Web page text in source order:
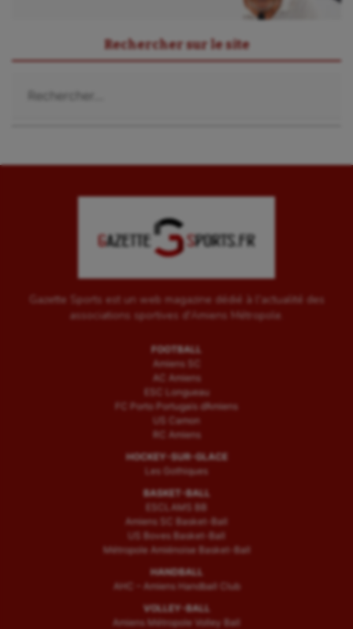
UNSS
Voile
Wakeboard
Rechercher sur le site
Gazette Sports est un web magazine dédié à l'actualité des
associations sportives d'Amiens Métropole.
FOOTBALL
Amiens SC
AC Amiens
ESC Longueau
FC Porto Portugais d’Amiens
US Camon
RC Amiens
HOCKEY-SUR-GLACE
Les Gothiques
BASKET-BALL
ESCLAMS BB
Amiens SC Basket-Ball
US Boves Basket-Ball
Métropole Amiénoise Basket-Ball
HANDBALL
AHC – Amiens Handball Club
VOLLEY-BALL
Amiens Métropole Volley Ball